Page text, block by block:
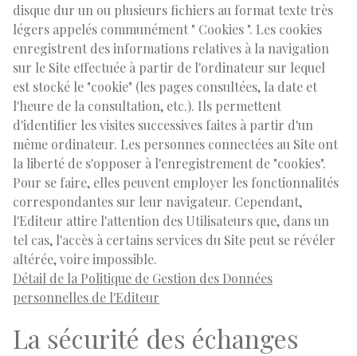
disque dur un ou plusieurs fichiers au format texte très
légers appelés communément " Cookies ". Les cookies
enregistrent des informations relatives à la navigation
sur le Site effectuée à partir de l'ordinateur sur lequel
est stocké le "cookie" (les pages consultées, la date et
l'heure de la consultation, etc.). Ils permettent
d'identifier les visites successives faites à partir d'un
même ordinateur. Les personnes connectées au Site ont
la liberté de s'opposer à l'enregistrement de "cookies".
Pour se faire, elles peuvent employer les fonctionnalités
correspondantes sur leur navigateur. Cependant,
l'Editeur attire l'attention des Utilisateurs que, dans un
tel cas, l'accès à certains services du Site peut se révéler
altérée, voire impossible.
Détail de la Politique de Gestion des Données
personnelles de l'Editeur
La sécurité des échanges